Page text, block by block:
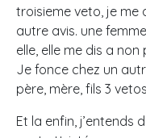
troisieme veto, je me
autre avis. une
elle, elle me dis a
Je fonce chez un
père, mère, fils 3
Et la enfin, j’entends